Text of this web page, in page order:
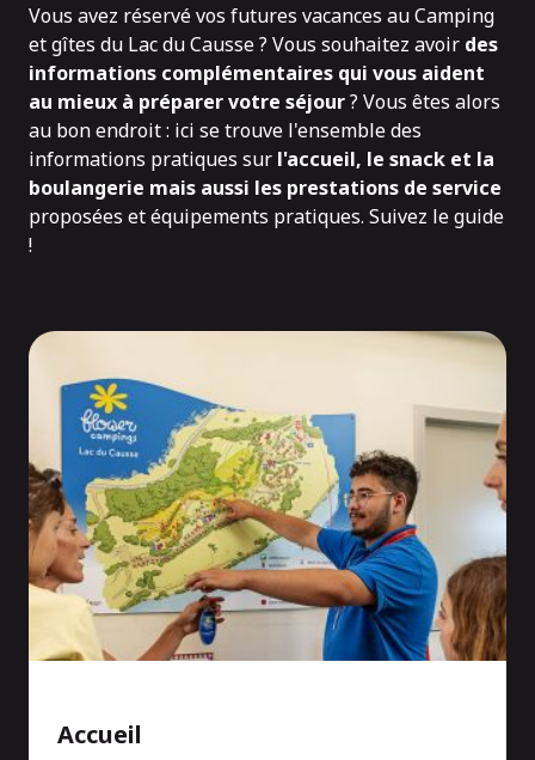
Vous avez réservé vos futures vacances au Camping
et gîtes du Lac du Causse ? Vous souhaitez avoir des
informations complémentaires qui vous aident
au mieux à préparer votre séjour? Vous êtes alors
au bon endroit : ici se trouve l'ensemble des
informations pratiques sur l'accueil, le snack et la
boulangerie mais aussi les prestations de service
proposées et équipements pratiques. Suivez le guide
!
Accueil